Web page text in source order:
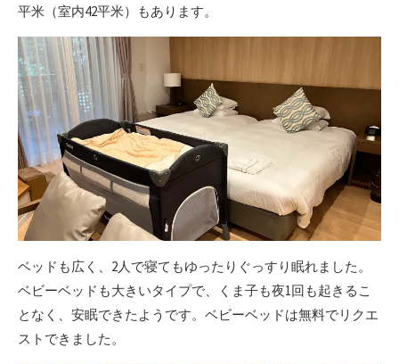
平米（室内42平米）もあります。
ベッドも広く、2人で寝てもゆったりぐっすり眠れました。
ベビーベッドも大きいタイプで、くま子も夜1回も起きるこ
となく、安眠できたようです。ベビーベッドは無料でリクエ
ストできました。